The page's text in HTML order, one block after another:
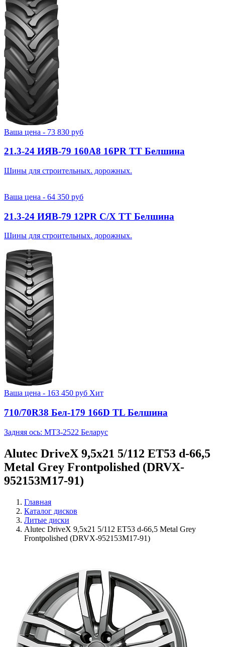
Ваша цена - 73 830 руб
21.3-24 ИЯВ-79 160A8 16PR TT Белшина
Шины для строительных. дорожных.
Ваша цена - 64 350 руб
21.3-24 ИЯВ-79 12PR С/Х TT Белшина
Шины для строительных. дорожных.
Ваша цена - 163 450 руб Хит
710/70R38 Бел-179 166D TL Белшина
Задняя ось: МТЗ-2522 Беларус
Alutec DriveX 9,5x21 5/112 ET53 d-66,5
Metal Grey Frontpolished (DRVX-
952153M17-91)
Главная
Каталог дисков
Литые диски
Alutec DriveX 9,5x21 5/112 ET53 d-66,5 Metal Grey
Frontpolished (DRVX-952153M17-91)